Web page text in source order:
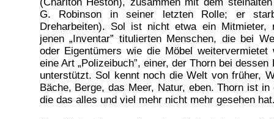
G. Robinson in seiner letzten Rolle; er
Dreharbeiten). Sol ist nicht etwa ein Mitmieter,
jenen „Inventar” titulierten Menschen, die bei
oder Eigentümers wie die Möbel
eine Art „Polizeibuch”, einer, der Thorn bei
unterstützt. Sol kennt noch die Welt von früher,
Bäche, Berge, das Meer, Natur, eben. Thorn ist in
die das alles und viel mehr nicht mehr gesehen